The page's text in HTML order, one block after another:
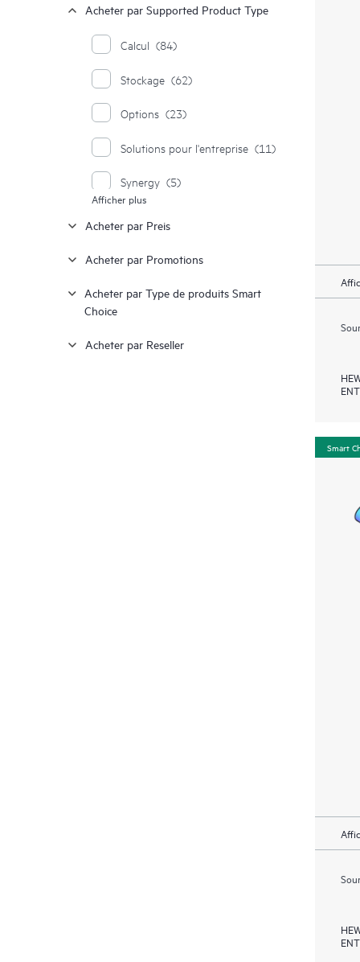
Acheter par Supported Product Type
Calcul (84)
Stockage (62)
Options (23)
Solutions pour l'entreprise (11)
Synergy (5)
Afficher plus
Acheter par Preis
Acheter par Promotions
Acheter par Type de produits Smart
Choice
Acheter par Reseller
Smart